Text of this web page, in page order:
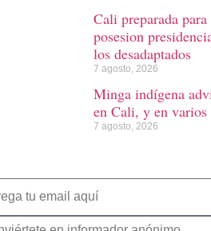
Cali preparada
posesion
los desadaptados
7 agosto, 2026
Minga indígena
en Cali, y en
7 agosto, 2026